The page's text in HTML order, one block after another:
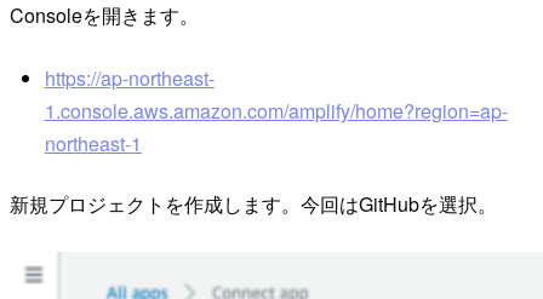
Consoleを開きます。
https://ap-northeast-
1.console.aws.amazon.com/amplify/home?region=ap-
northeast-1
新規プロジェクトを作成します。今回はGitHubを選択。